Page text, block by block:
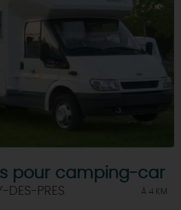
pour camping-car
DES-PRES À 4 KM